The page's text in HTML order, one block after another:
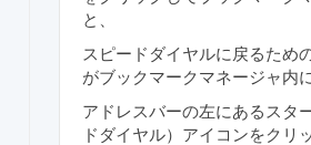
と、
スピードダイヤルに戻るため
がブックマークマネージャ内
アドレスバーの左にあるスタ
ドダイヤル）アイコンをクリ